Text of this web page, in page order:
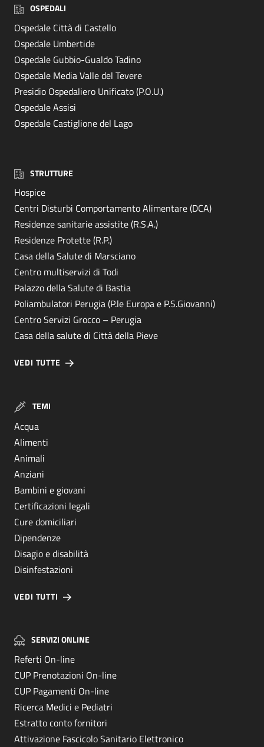
OSPEDALI
Ospedale Città di Castello
Ospedale Umbertide
Ospedale Gubbio-Gualdo Tadino
Ospedale Media Valle del Tevere
Presidio Ospedaliero Unificato (P.O.U.)
Ospedale Assisi
Ospedale Castiglione del Lago
STRUTTURE
Hospice
Centri Disturbi Comportamento Alimentare (DCA)
Residenze sanitarie assistite (R.S.A.)
Residenze Protette (R.P.)
Casa della Salute di Marsciano
Centro multiservizi di Todi
Palazzo della Salute di Bastia
Poliambulatori Perugia (P.le Europa e P.S.Giovanni)
Centro Servizi Grocco – Perugia
Casa della salute di Città della Pieve
VEDI TUTTE
TEMI
Acqua
Alimenti
Animali
Anziani
Bambini e giovani
Certificazioni legali
Cure domiciliari
Dipendenze
Disagio e disabilità
Disinfestazioni
VEDI TUTTI
SERVIZI ONLINE
Referti On-line
CUP Prenotazioni On-line
CUP Pagamenti On-line
Ricerca Medici e Pediatri
Estratto conto fornitori
Attivazione Fascicolo Sanitario Elettronico